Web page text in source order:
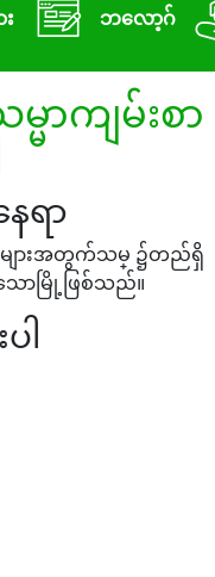
း ဘလော့ဂ်
ာကျမ်းစာ
ရာ
များအတွက်သမ္ ၌တည်ရှိ
ောမြို့ဖြစ်သည်။
ါ